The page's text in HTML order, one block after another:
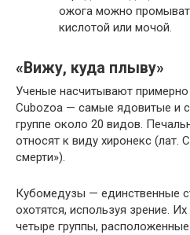
ожога можно
кислотой или мочой.
«Вижу, куда плыву»
Ученые насчитывают
Cubozoa — самые ядовитые и
группе около 20 видов.
относят к виду хиронекс (лат.
смерти»).
Кубомедузы — единственные
охотятся, используя зрение.
четыре группы,